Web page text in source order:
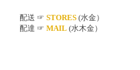
配送 ☞ STORES (水金）
配達 ☞ MAIL (水木金）